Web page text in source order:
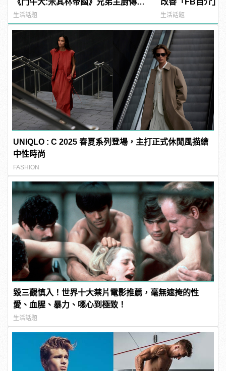
揭秘
生活話題 生活話題
UNIQLO : C 2025 春夏系列登場，主打正式休閒風描繪
中性時尚
FASHION
毀三觀慎入！世界十大禁片電影推薦，毫無遮掩的性
愛、血腥、暴力、噁心到極致！
生活話題